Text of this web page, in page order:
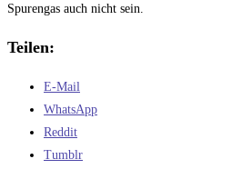
Spurengas auch nicht sein.
Teilen:
E-Mail
WhatsApp
Reddit
Tumblr